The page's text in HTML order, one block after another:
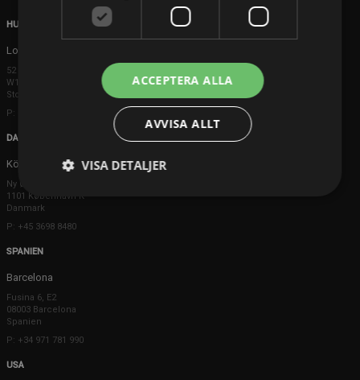
HUVUDKONTOR
London
52 Brook Street
W1K 5DS London
Storbritannien
P: +44 203 608 8181
DANMARK
Köpenhamn
Ny Østergade 20
1101 København K
Danmark
P: +45 3698 8480
SPANIEN
Barcelona
Fusina 6, E2
08003 Barcelona
Spanien
P: +34 971 781 990
USA
ACCEPTERA ALLA
AVVISA ALLT
VISA DETALJER